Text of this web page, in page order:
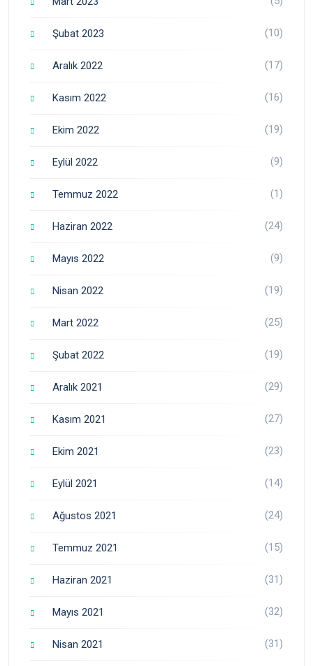
Şubat 2023 (10)
Aralık 2022 (17)
Kasım 2022 (16)
Ekim 2022 (19)
Eylül 2022 (9)
Temmuz 2022 (1)
Haziran 2022 (24)
Mayıs 2022 (9)
Nisan 2022 (19)
Mart 2022 (25)
Şubat 2022 (19)
Aralık 2021 (29)
Kasım 2021 (27)
Ekim 2021 (23)
Eylül 2021 (14)
Ağustos 2021 (24)
Temmuz 2021 (15)
Haziran 2021 (31)
Mayıs 2021 (32)
Nisan 2021 (31)